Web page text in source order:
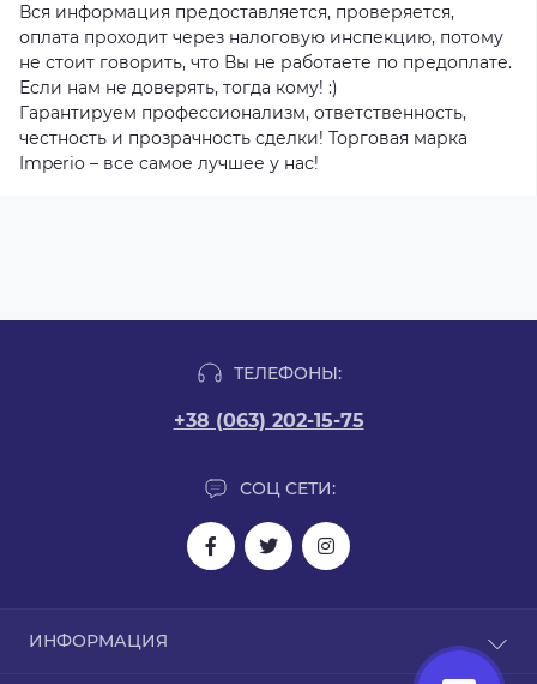
Вся информация предоставляется, проверяется,
оплата проходит через налоговую инспекцию, потому
не стоит говорить, что Вы не работаете по предоплате.
Если нам не доверять, тогда кому! :)
Гарантируем профессионализм, ответственность,
честность и прозрачность сделки! Торговая марка
Imperio – все самое лучшее у нас!
ТЕЛЕФОНЫ:
+38 (063) 202-15-75
СОЦ СЕТИ:
ИНФОРМАЦИЯ